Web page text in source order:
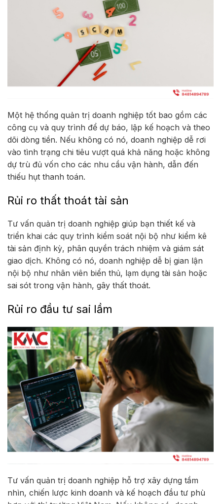
Một hệ thống quản trị doanh nghiệp tốt bao gồm các
công cụ và quy trình để dự báo, lập kế hoạch và theo
dõi dòng tiền. Nếu không có nó, doanh nghiệp dễ rơi
vào tình trạng chi tiêu vượt quá khả năng hoặc không
dự trù đủ vốn cho các nhu cầu vận hành, dẫn đến
thiếu hụt thanh toán.
Rủi ro thất thoát tài sản
Tư vấn quản trị doanh nghiệp giúp bạn thiết kế và
triển khai các quy trình kiểm soát nội bộ như kiểm kê
tài sản định kỳ, phân quyền trách nhiệm và giám sát
giao dịch. Không có nó, doanh nghiệp dễ bị gian lận
nội bộ như nhân viên biển thủ, lạm dụng tài sản hoặc
sai sót trong vận hành, gây thất thoát.
Rủi ro đầu tư sai lầm
Tư vấn quản trị doanh nghiệp hỗ trợ xây dựng tầm
nhìn, chiến lược kinh doanh và kế hoạch đầu tư phù